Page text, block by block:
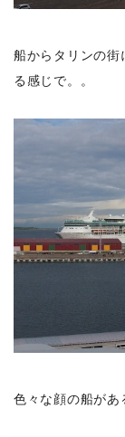
船からタリンの
る感じで。。
色々な顔の船があ